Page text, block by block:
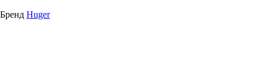
Бренд Huger